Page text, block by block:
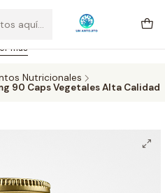
las 14 hrs. Envío GRATIS mismo
por compras desde CLP 39.900.
hasta 14 hrs.
más
Nutricionales
90 Caps Vegetales Alta Calidad